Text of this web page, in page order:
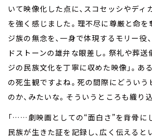
いて映像化した点に、スコセッシやディ
を強く感じました。理不尽に尊厳と命を
ジ族の無念を、一身で体現するモリー役
ドストーンの雄弁な眼差し。祭礼や葬送
ジの民族文化を丁寧に収めた映像」。あ
の死生観ですよね。死の間際にどういう
のか、みたいな。そういうところも織り
「……劇映画としての“面白さ”を背骨に
民族が生きた証を記録し、広く伝えると